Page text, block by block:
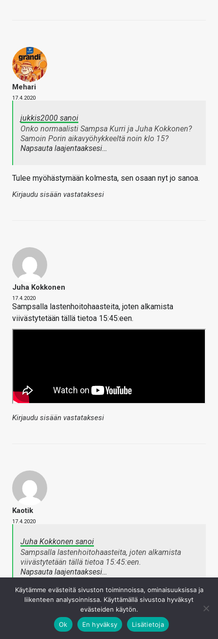
Mehari
17.4.2020
jukkis2000 sanoi
Onko normaalisti Sampsa Kurri ja Juha Kokkonen?
Samoin Porin aikavyöhykkeeltä noin klo 15?
Napsauta laajentaaksesi…
Tulee myöhästymään kolmesta, sen osaan nyt jo sanoa.
Kirjaudu sisään vastataksesi
Juha Kokkonen
17.4.2020
Sampsalla lastenhoitohaasteita, joten alkamista
viivästytetään tällä tietoa 15:45:een.
Kirjaudu sisään vastataksesi
Kaotik
17.4.2020
Juha Kokkonen sanoi
Sampsalla lastenhoitohaasteita, joten alkamista
viivästytetään tällä tietoa 15:45:een.
Napsauta laajentaaksesi…
Laajennetaan@mehari toimenkuvaa lastenhoitajaksi?
Tai sitten lapset toimistolle ja tästä ratkaisu
Käytämme evästeitä sivuston toiminnoissa, ominaisuuksissa ja
liikenteen analysoinnissa. Käyttämällä sivustoa hyväksyt
evästeiden käytön.
Ok
En hyväksy Lisätietoja